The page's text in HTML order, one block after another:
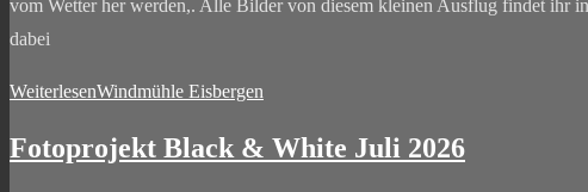
vom Wetter her werden,. Alle Bilder von diesem kleinen Ausflug findet
dabei
WeiterlesenWindmühle Eisbergen
Fotoprojekt Black & White Juli 2026